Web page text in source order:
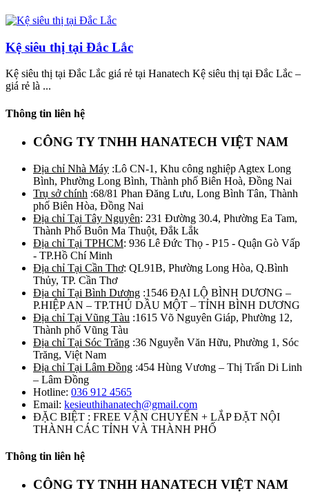
Kệ siêu thị tại Đắc Lắc
Kệ siêu thị tại Đắc Lắc giá rẻ tại Hanatech Kệ siêu thị tại Đắc Lắc –
giá rẻ là ...
Thông tin liên hệ
CÔNG TY TNHH HANATECH VIỆT NAM
Địa chỉ Nhà Máy :Lô CN-1, Khu công nghiệp Agtex Long
Bình, Phường Long Bình, Thành phố Biên Hoà, Đồng Nai
Trụ sở chính :68/81 Phan Đăng Lưu, Long Bình Tân, Thành
phố Biên Hòa, Đồng Nai
Địa chỉ Tại Tây Nguyên: 231 Đường 30.4, Phường Ea Tam,
Thành Phố Buôn Ma Thuột, Đắk Lắk
Địa chỉ Tại TPHCM: 936 Lê Đức Thọ - P15 - Quận Gò Vấp
- TP.Hồ Chí Minh
Địa chỉ Tại Cần Thơ: QL91B, Phường Long Hòa, Q.Bình
Thủy, TP. Cần Thơ
Địa chỉ Tại Bình Dương :1546 ĐẠI LỘ BÌNH DƯƠNG –
P.HIỆP AN – TP.THỦ DẦU MỘT – TỈNH BÌNH DƯƠNG
Địa chỉ Tại Vũng Tàu :1615 Võ Nguyên Giáp, Phường 12,
Thành phố Vũng Tàu
Địa chỉ Tại Sóc Trăng :36 Nguyễn Văn Hữu, Phường 1, Sóc
Trăng, Việt Nam
Địa chỉ Tại Lâm Đồng :454 Hùng Vương – Thị Trấn Di Linh
– Lâm Đồng
Hotline: 036 912 4565
Email: kesieuthihanatech@gmail.com
ĐẶC BIỆT : FREE VẬN CHUYỂN + LẮP ĐẶT NỘI
THÀNH CÁC TỈNH VÀ THÀNH PHỐ
Thông tin liên hệ
CÔNG TY TNHH HANATECH VIỆT NAM